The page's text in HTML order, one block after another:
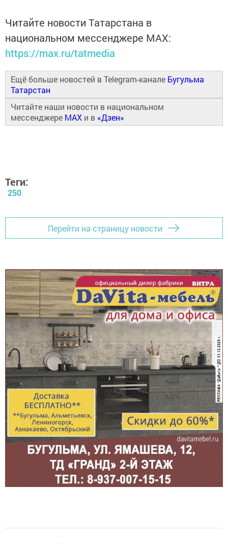
Читайте новости Татарстана в
национальном мессенджере MАХ:
https://max.ru/tatmedia
Ещё больше новостей в Telegram-канале Бугульма
Татарстан
Читайте наши новости в национальном
мессенджере MAX и в «Дзен»
Теги:
250
Перейти на страницу новости